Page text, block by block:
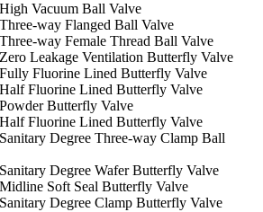
Vacuum Ball Valve
way Flanged Ball Valve
way Female Thread Ball Valve
Leakage Ventilation Butterfly Valve
Fluorine Lined Butterfly Valve
Fluorine Lined Butterfly Valve
Butterfly Valve
Fluorine Lined Butterfly Valve
Degree Three-way Clamp Ball
Degree Wafer Butterfly Valve
Soft Seal Butterfly Valve
Degree Clamp Butterfly Valve